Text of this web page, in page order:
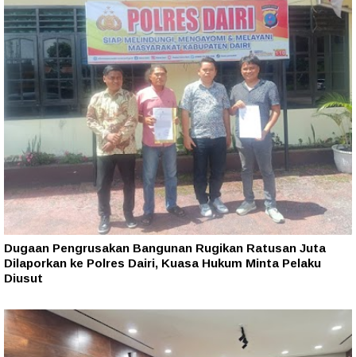
Dugaan Pengrusakan Bangunan Rugikan Ratusan Juta
Dilaporkan ke Polres Dairi, Kuasa Hukum Minta Pelaku
Diusut